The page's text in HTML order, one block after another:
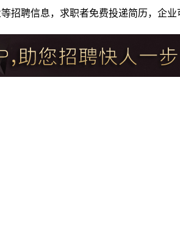
招聘信息，求职者免费投递简历，企